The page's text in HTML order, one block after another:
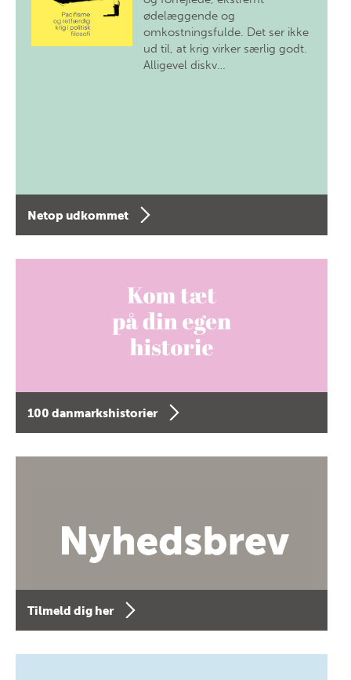
ødelæggende og
omkostningsfulde. Det ser ikke
ud til, at krig virker særlig godt.
Alligevel diskv…
Netop udkommet
100 danmarkshistorier
Tilmeld dig her